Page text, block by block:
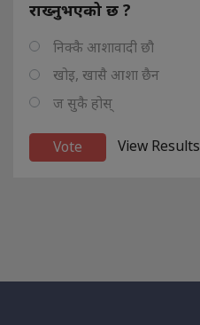
राख्नुभएको छ ?
निक्कै आशावादी छौ
खोइ, खासै आशा छैन
ज सुकै होस्
View Results